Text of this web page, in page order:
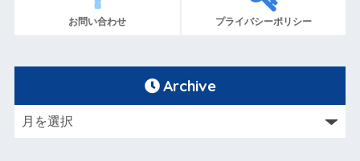
お問い合わせ プライバシーポリシー
Archive